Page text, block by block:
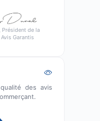
Président de la
Garantis
des avis